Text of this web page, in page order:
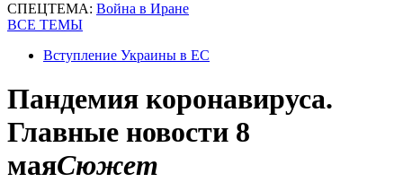
СПЕЦТЕМА: Война в Иране
ВСЕ ТЕМЫ
Вступление Украины в ЕС
Пандемия коронавируса.
Главные новости 8
маяСюжет